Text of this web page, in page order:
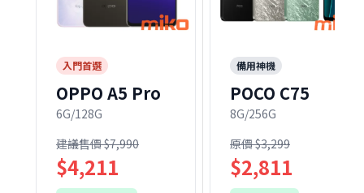
入門首選
OPPO A5 Pro
6G/128G
建議售價 $7,990
$4,211
備用神機
POCO C75
8G/256G
原價 $3,299
$2,811